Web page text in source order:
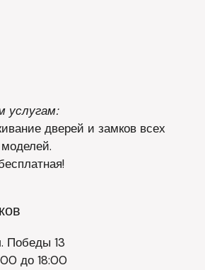
услугам:
дверей и замков всех
Победы 13
до 18:00